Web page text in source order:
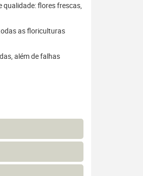
qualidade: flores frescas,
as floriculturas
além de falhas